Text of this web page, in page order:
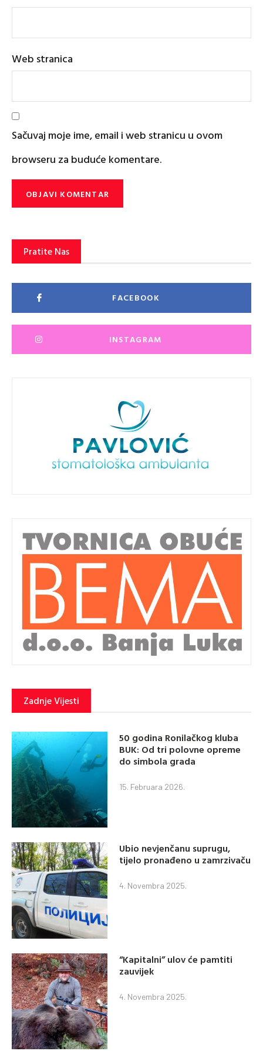
Web stranica
Sačuvaj moje ime, email i web stranicu u ovom
browseru za buduće komentare.
Pratite Nas
FACEBOOK
INSTAGRAM
Zadnje Vijesti
50 godina Ronilačkog kluba
BUK: Od tri polovne opreme
do simbola grada
15. Februara 2026.
Ubio nevjenčanu suprugu,
tijelo pronađeno u zamrzivaču
4. Novembra 2025.
“Kapitalni” ulov će pamtiti
zauvijek
4. Novembra 2025.